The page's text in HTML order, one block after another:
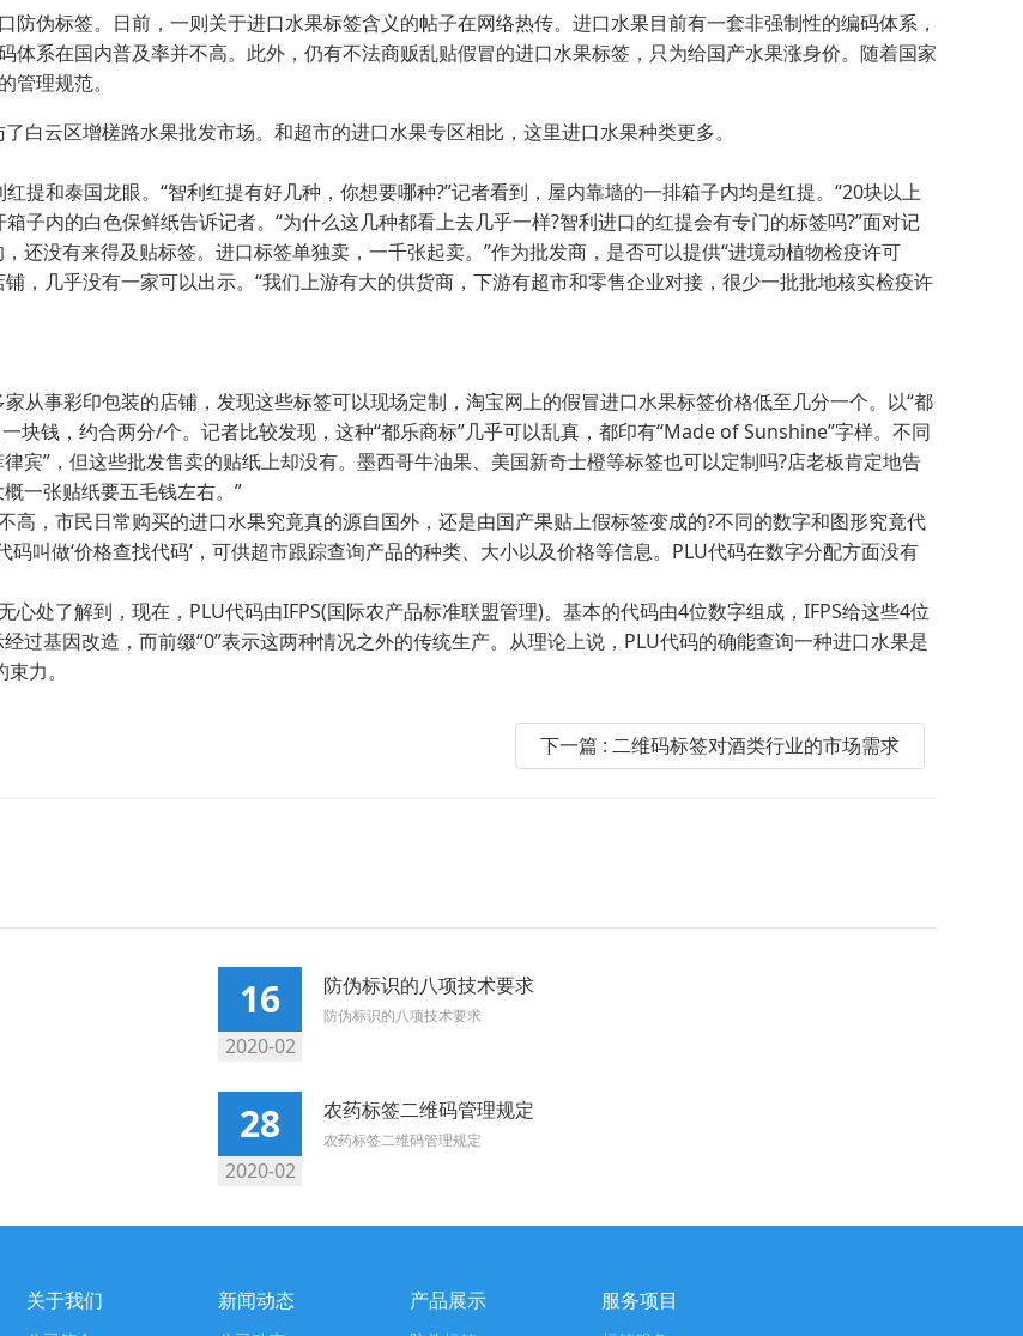
防伪标签。日前，一则关于进口水果标签含义的帖子在网络热传。进口水果目前有一套非强制性的编码体系，
系在国内普及率并不高。此外，仍有不法商贩乱贴假冒的进口水果标签，只为给国产水果涨身价。随着国家
理规范。
云区增槎路水果批发市场。和超市的进口水果专区相比，这里进口水果种类更多。
和泰国龙眼。“智利红提有好几种，你想要哪种?”记者看到，屋内靠墙的一排箱子内均是红提。“20块以上
子内的白色保鲜纸告诉记者。“为什么这几种都看上去几乎一样?智利进口的红提会有专门的标签吗?”面对记
还没有来得及贴标签。进口标签单独卖，一千张起卖。”作为批发商，是否可以提供“进境动植物检疫许可
，几乎没有一家可以出示。“我们上游有大的供货商，下游有超市和零售企业对接，很少一批批地核实检疫许
事彩印包装的店铺，发现这些标签可以现场定制，淘宝网上的假冒进口水果标签价格低至几分一个。以“都
块钱，约合两分/个。记者比较发现，这种“都乐商标”几乎可以乱真，都印有“Made of Sunshine”字样。不同
宾”，但这些批发售卖的贴纸上却没有。墨西哥牛油果、美国新奇士橙等标签也可以定制吗?店老板肯定地告
一张贴纸要五毛钱左右。”
，市民日常购买的进口水果究竟真的源自国外，还是由国产果贴上假标签变成的?不同的数字和图形究竟代
叫做‘价格查找代码’，可供超市跟踪查询产品的种类、大小以及价格等信息。PLU代码在数字分配方面没有
了解到，现在，PLU代码由IFPS(国际农产品标准联盟管理)。基本的代码由4位数字组成，IFPS给这些4位
过基因改造，而前缀“0”表示这两种情况之外的传统生产。从理论上说，PLU代码的确能查询一种进口水果是
力。
下一篇 : 二维码标签对酒类行业的市场需求
16
2020-02
防伪标识的八项技术要求
防伪标识的八项技术要求
28
2020-02
农药标签二维码管理规定
农药标签二维码管理规定
关于我们 新闻动态 产品展示 服务项目